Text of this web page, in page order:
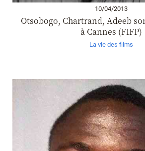
10/04/2013
Otsobogo, Chartrand, Adeeb
à Cannes (FIFP)
La vie des films